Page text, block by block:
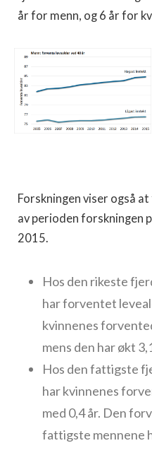
år for menn, og 6 år for
Forskningen viser også
av perioden forskningen
2015.
Hos den rikeste
har forventet
kvinnenes
mens den har økt
Hos den fattigste
har kvinnenes
med 0,4 år. Den
fattigste mennene